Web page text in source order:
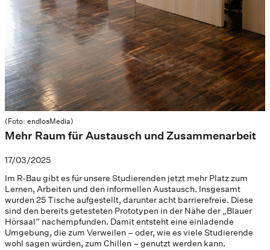
(Foto: endlosMedia)
Mehr Raum für Austausch und Zusammenarbeit
17/03/2025
Im R-Bau gibt es für unsere Studierenden jetzt mehr Platz zum
Lernen, Arbeiten und den informellen Austausch. Insgesamt
wurden 25 Tische aufgestellt, darunter acht barrierefreie. Diese
sind den bereits getesteten Prototypen in der Nähe der „Blauer
Hörsaal“ nachempfunden. Damit entsteht eine einladende
Umgebung, die zum Verweilen – oder, wie es viele Studierende
wohl sagen würden, zum Chillen – genutzt werden kann.